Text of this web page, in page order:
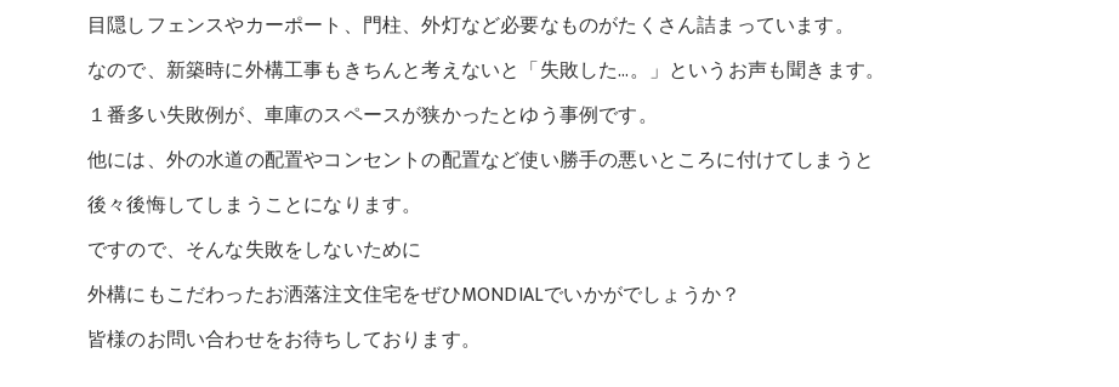
目隠しフェンスやカーポート、門柱、外灯など必要なものがたくさん詰まっています。
なので、新築時に外構工事もきちんと考えないと「失敗した…。」というお声も聞きます。
１番多い失敗例が、車庫のスペースが狭かったとゆう事例です。
他には、外の水道の配置やコンセントの配置など使い勝手の悪いところに付けてしまうと
後々後悔してしまうことになります。
ですので、そんな失敗をしないために
外構にもこだわったお洒落注文住宅をぜひMONDIALでいかがでしょうか？
皆様のお問い合わせをお待ちしております。